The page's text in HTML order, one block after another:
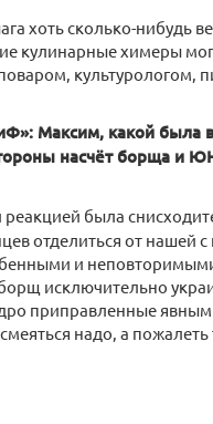
хоть сколько-нибудь
кулинарные химеры
культурологом,
Максим, какой была
насчёт борща и
реакцией была
отделиться от нашей
и
исключительно
приправленные
надо, а пожалеть